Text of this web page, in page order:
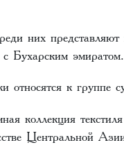
них
Бухарским эмиратом.
относятся к группе
коллекция
Центральной